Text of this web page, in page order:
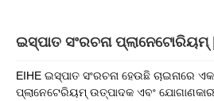
ଇସ୍ପାତ ସଂରଚନା ପ୍ଲାନେଟୋରିୟମ୍ |
EIHE ଇସ୍ପାତ ସଂରଚନା ହେଉଛି ଚାଇନାରେ
ପ୍ଲାନେଟେରିୟମ୍ ଉତ୍ପାଦକ ଏବଂ